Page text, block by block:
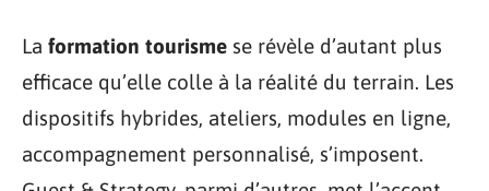
La formation tourisme se révèle d’autant plus
efficace qu’elle colle à la réalité du terrain. Les
dispositifs hybrides, ateliers, modules en ligne,
accompagnement personnalisé, s’imposent.